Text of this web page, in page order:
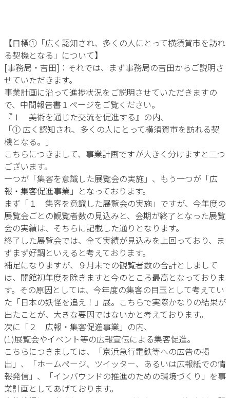
【目標①「広く認知され、多くの人にとって横須賀市を訪れ
る契機となる」について】
[事務局・吉田]：それでは、まず事務局の吉田からご説明さ
せていただきます。
事業計画に沿って進捗状況をご説明させていただきますの
で、中間報告書１ページをご覧ください。
『Ⅰ 美術を通じた交流を促進する』の内、
「① 広く認知され、多くの人にとって横須賀市を訪れる契
機となる。」
こちらにつきまして、事業計画ですが大きく分けますと二つ
ございます。
一つが「集客を意識した展覧会の実施」、もう一つが「広
報・集客促進事業」となっております。
まず「１ 集客を意識した展覧会の実施」ですが、今年度の
展覧会ごとの観覧者数の見込みと、会期が終了となった展覧
会の実績は、そちらに記載した通りとなります。
終了した展覧会では、全て実績が見込みを上回っており、ま
ずまず好調といえると考えております。
補足になりますが、９月末での観覧者数の合計としまして
は、開館初年度を除きますと今のところ最高となっておりま
す。その原因としては、今年度の集客の目玉として考えてい
た「日本の妖怪を追え！」展。こちらで実際かなりの結果が
出たことが、大きな要因ではないかと考えております。
次に「２ 広報・集客促進事業」の内、
(1)展覧会やイベント等の広報宣伝による集客促進。
こちらにつきましては、「京浜急行電鉄等への広告の掲
出」、「ホームページ、ツイッター、あるいは広報紙での情
報発信」、「インバウンドの推進のための環境づくり」を事
業計画としてあげております。